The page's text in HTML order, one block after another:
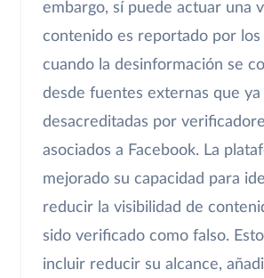
embargo, sí puede actuar una
contenido es reportado por los
cuando la desinformación se
desde fuentes externas que ya
desacreditadas por
asociados a Facebook. La
mejorado su capacidad para
reducir la visibilidad de
sido verificado como falso.
incluir reducir su alcance,